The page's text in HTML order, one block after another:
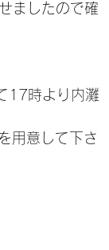
ましたので確
17時より内灘
用意して下さ